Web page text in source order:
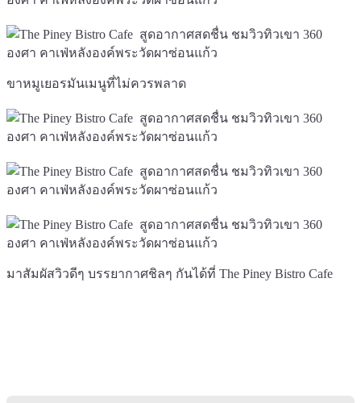
ขาหมูเยอรมันเมนูที่ไม่ควรพลาด
มาสัมผัสวิวดีๆ บรรยากาศชิลๆ กันได้ที่ The Piney Bistro Cafe